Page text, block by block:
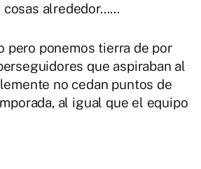
alrededor......
pero ponemos tierra de por
que aspiraban al
no cedan puntos de
al igual que el equipo